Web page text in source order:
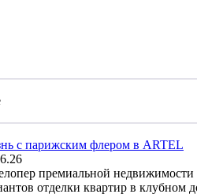
с парижским флером в ARTEL
премиальной недвижимости
отделки квартир в клубном